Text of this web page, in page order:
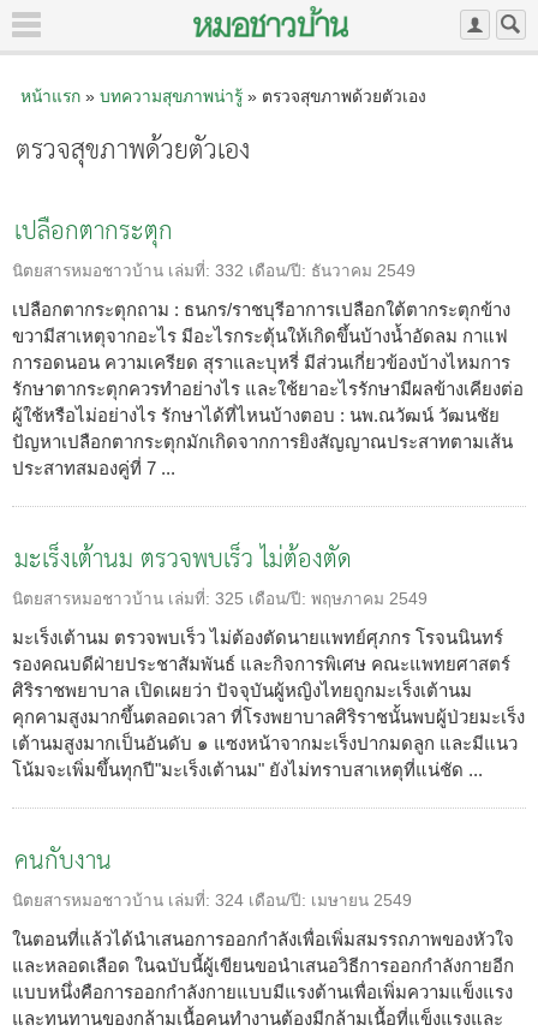
หน้าแรก» บทความสุขภาพน่ารู้» ตรวจสุขภาพด้วยตัวเอง
ตรวจสุขภาพด้วยตัวเอง
เปลือกตากระตุก
นิตยสารหมอชาวบ้าน เล่มที่: 332 เดือน/ปี: ธันวาคม 2549
เปลือกตากระตุกถาม : ธนกร/ราชบุรีอาการเปลือกใต้ตากระตุกข้าง
ขวามีสาเหตุจากอะไร มีอะไรกระตุ้นให้เกิดขึ้นบ้างน้ำอัดลม กาแฟ
การอดนอน ความเครียด สุราและบุหรี่ มีส่วนเกี่ยวข้องบ้างไหมการ
รักษาตากระตุกควรทำอย่างไร และใช้ยาอะไรรักษามีผลข้างเคียงต่อ
ผู้ใช้หรือไม่อย่างไร รักษาได้ที่ไหนบ้างตอบ : นพ.ณวัฒน์ วัฒนชัย
ปัญหาเปลือกตากระตุกมักเกิดจากการยิงสัญญาณประสาทตามเส้น
ประสาทสมองคู่ที่ 7 ...
มะเร็งเต้านม ตรวจพบเร็ว ไม่ต้องตัด
นิตยสารหมอชาวบ้าน เล่มที่: 325 เดือน/ปี: พฤษภาคม 2549
มะเร็งเต้านม ตรวจพบเร็ว ไม่ต้องตัดนายแพทย์ศุภกร โรจนนินทร์
รองคณบดีฝ่ายประชาสัมพันธ์ และกิจการพิเศษ คณะแพทยศาสตร์
ศิริราชพยาบาล เปิดเผยว่า ปัจจุบันผู้หญิงไทยถูกมะเร็งเต้านม
คุกคามสูงมากขึ้นตลอดเวลา ที่โรงพยาบาลศิริราชนั้นพบผู้ป่วยมะเร็ง
เต้านมสูงมากเป็นอันดับ ๑ แซงหน้าจากมะเร็งปากมดลูก และมีแนว
โน้มจะเพิ่มขึ้นทุกปี"มะเร็งเต้านม" ยังไม่ทราบสาเหตุที่แน่ชัด ...
คนกับงาน
นิตยสารหมอชาวบ้าน เล่มที่: 324 เดือน/ปี: เมษายน 2549
ในตอนที่แล้วได้นำเสนอการออกกำลังเพื่อเพิ่มสมรรถภาพของหัวใจ
และหลอดเลือด ในฉบับนี้ผู้เขียนขอนำเสนอวิธีการออกกำลังกายอีก
แบบหนึ่งคือการออกกำลังกายแบบมีแรงต้านเพื่อเพิ่มความแข็งแรง
และทนทานของกล้ามเนื้อคนทำงานต้องมีกล้ามเนื้อที่แข็งแรงและ